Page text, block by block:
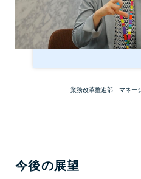
業務改革推進部 マネー
今後の展望